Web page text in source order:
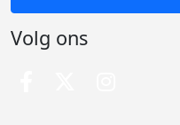
Volg ons